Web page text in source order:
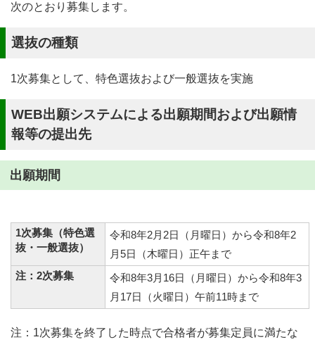
次のとおり募集します。
選抜の種類
1次募集として、特色選抜および一般選抜を実施
WEB出願システムによる出願期間および出願情
報等の提出先
出願期間
1次募集（特色選
抜・一般選抜）
令和8年2月2日（月曜日）から令和8年2
月5日（木曜日）正午まで
注：2次募集
令和8年3月16日（月曜日）から令和8年3
月17日（火曜日）午前11時まで
注：1次募集を終了した時点で合格者が募集定員に満たな